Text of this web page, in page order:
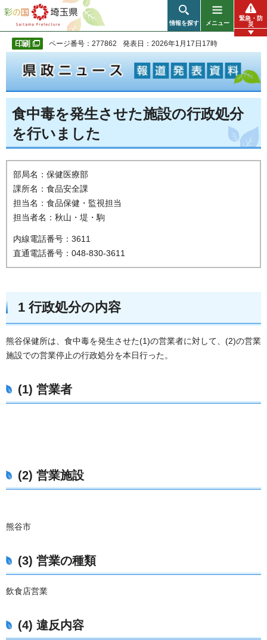
彩の国 埼玉県
情報を探す メニュー
緊急・防
災
ページ番号：277862 発表日：2026年1月17日17時
食中毒を発生させた施設の行政処分
を行いました
部局名：保健医療部
課所名：食品安全課
担当名：食品保健・監視担当
担当者名：秋山・堤・駒
内線電話番号：3611
直通電話番号：048-830-3611
1 行政処分の内容
熊谷保健所は、食中毒を発生させた(1)の営業者に対して、(2)の営業
施設での営業停止の行政処分を本日行った。
(1) 営業者
(2) 営業施設
熊谷市
(3) 営業の種類
飲食店営業
(4) 違反内容